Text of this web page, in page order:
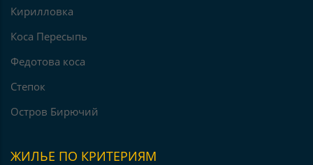
Кирилловка
Коса Пересыпь
Федотова коса
Степок
Остров Бирючий
ЖИЛЬЕ ПО КРИТЕРИЯМ